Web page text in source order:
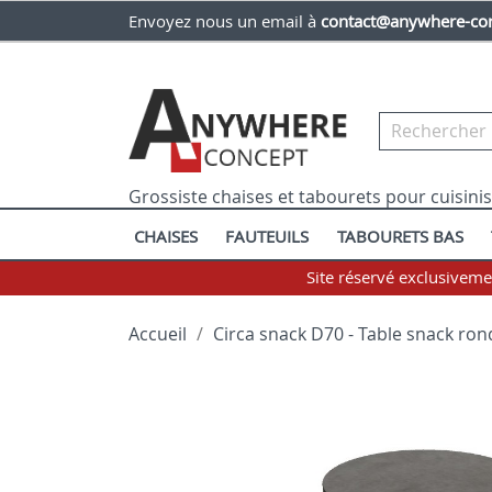
Envoyez nous un email à contact@anywhere-
Grossiste chaises et tabourets pour
CHAISES FAUTEUILS TABOURETS BAS
Site réservé
Accueil Circa snack D70 - Table snack